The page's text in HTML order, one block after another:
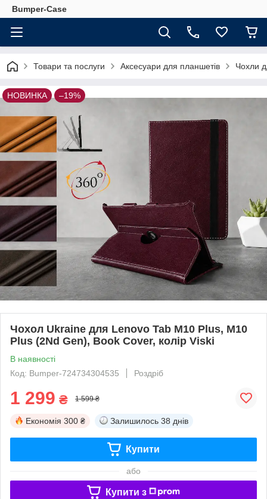
Bumper-Case
Товари та послуги Аксесуари для планшетів Чохли
НОВИНКА –19%
Чохол Ukraine для Lenovo Tab M10 Plus, M10
Plus (2Nd Gen), Book Cover, колір Viski
В наявності
Код: Bumper-724734304535
Роздріб
1 299 ₴ 1 599 ₴
Економія 300 ₴ Залишилось 38 днів
Купити
або
Купити з